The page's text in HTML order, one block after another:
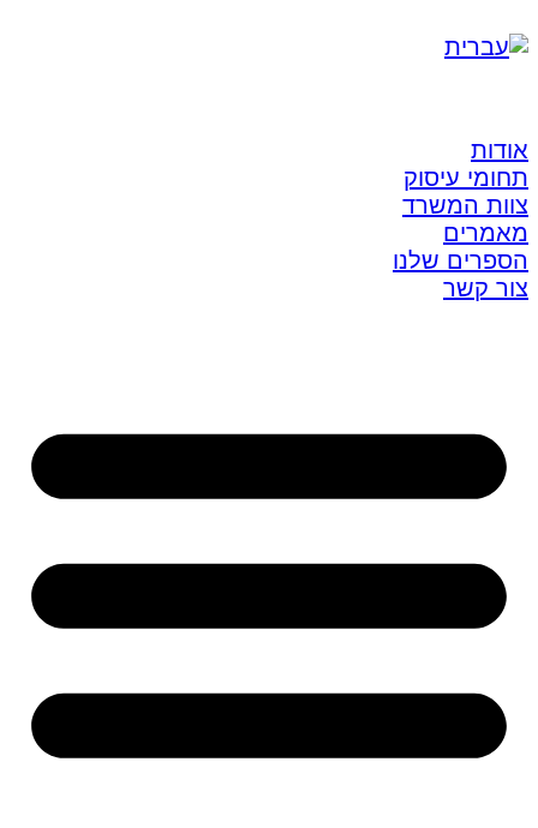
אודות
תחומי עיסוק
צוות המשרד
מאמרים
הספרים שלנו
צור קשר